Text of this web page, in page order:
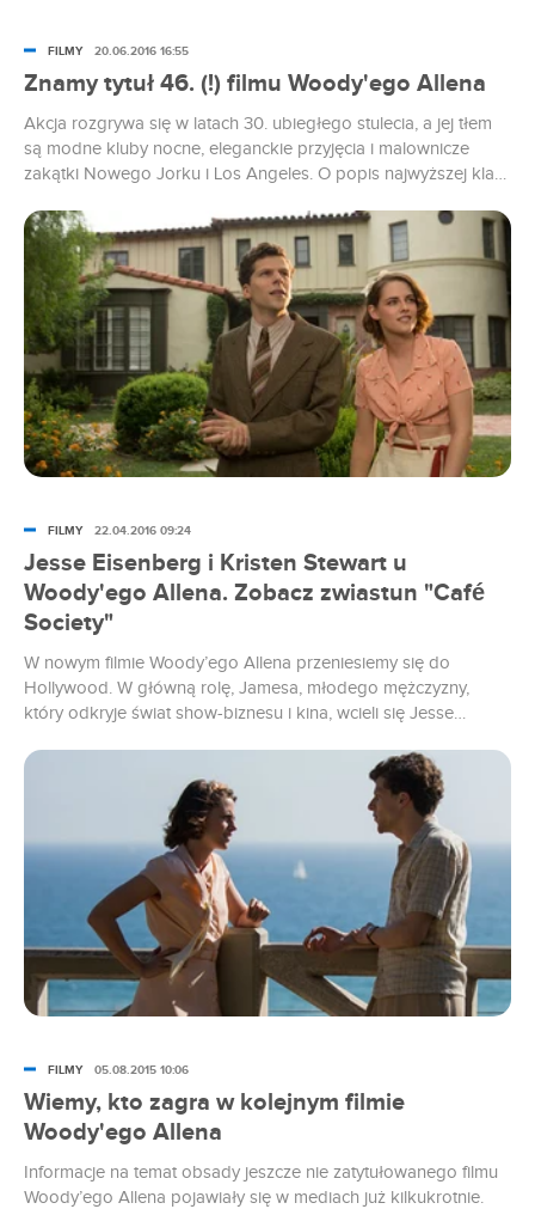
Znamy tytuł 46. (!) filmu Woody'ego Allena
Akcja rozgrywa się w latach 30. ubiegłego stulecia, a jej tłem
są modne kluby nocne, eleganckie przyjęcia i malownicze
zakątki Nowego Jorku i Los Angeles. O popis najwyższej klasy
A wśród nich m.in. nominowani do Oscara i Złotego Globu –
Jesse Eisenberg i Steve Carell, jedna z najpopularniejszych
aktorek młodego pokolenia, nagrodzona Cezarem Kristen
Stewart oraz Blake Lively . Premiera w polskich kinach już 12
sierpnia.
FILMY 20.06.2016 16:55
Jesse Eisenberg i Kristen Stewart u
Woody'ego Allena. Zobacz zwiastun "Café
Society"
W nowym filmie Woody’ego Allena przeniesiemy się do
Hollywood. W główną rolę, Jamesa, młodego mężczyzny,
który odkryje świat show-biznesu i kina, wcieli się Jesse
FILMY 22.04.2016 09:24
Wiemy, kto zagra w kolejnym filmie
Woody'ego Allena
Informacje na temat obsady jeszcze nie zatytułowanego filmu
Woody’ego Allena pojawiały się w mediach już kilkukrotnie.
FILMY 05.08.2015 10:06